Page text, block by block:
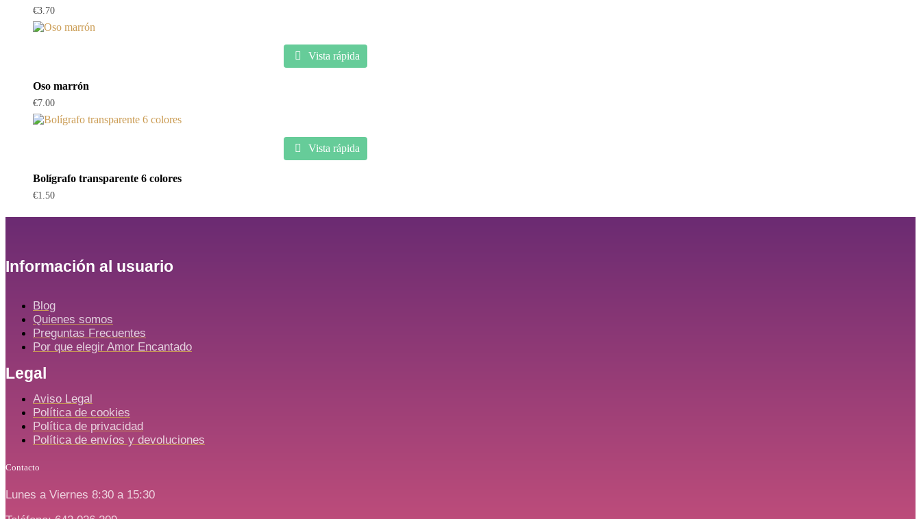
€3.70
Vista rápida
Oso marrón
€7.00
Vista rápida
Bolígrafo transparente 6 colores
€1.50
Información al usuario
Blog
Quienes somos
Preguntas Frecuentes
Por que elegir Amor Encantado
Legal
Aviso Legal
Política de cookies
Política de privacidad
Política de envíos y devoluciones
Contacto
Lunes a Viernes 8:30 a 15:30